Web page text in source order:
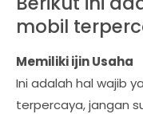
mobil
Memiliki ijin Usaha
Ini adalah hal wajib
terpercaya, jangan